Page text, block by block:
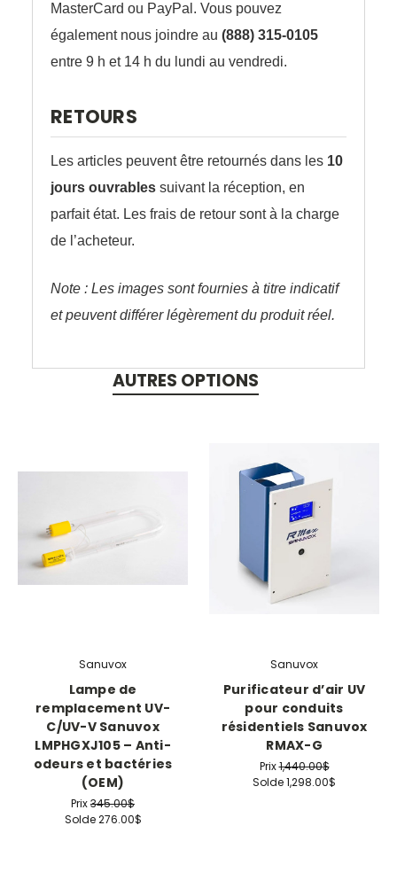
MasterCard ou PayPal. Vous pouvez
également nous joindre au (888) 315-0105
entre 9 h et 14 h du lundi au vendredi.
RETOURS
Les articles peuvent être retournés dans les 10
jours ouvrables suivant la réception, en
parfait état. Les frais de retour sont à la charge
de l’acheteur.
Note : Les images sont fournies à titre indicatif
et peuvent différer légèrement du produit réel.
AUTRES OPTIONS
Sanuvox
Lampe de
remplacement UV-
C/UV-V Sanuvox
LMPHGXJ105 – Anti-
odeurs et bactéries
(OEM)
Prix345.00$
Solde276.00$
Sanuvox
Purificateur d’air UV
pour conduits
résidentiels Sanuvox
RMAX-G
Prix1,440.00$
Solde1,298.00$